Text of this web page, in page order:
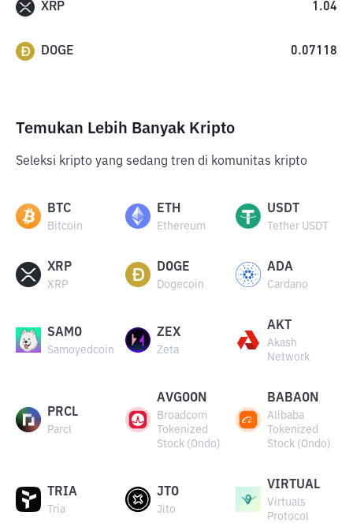
XRP 1.04
DOGE 0.07118
Temukan Lebih Banyak Kripto
Seleksi kripto yang sedang tren di komunitas kripto
BTC
Bitcoin
ETH
Ethereum
USDT
Tether USDT
XRP
XRP
DOGE
Dogecoin
ADA
Cardano
SAMO
Samoyedcoin
ZEX
Zeta
AKT
Akash
Network
PRCL
Parcl
AVGOON
Broadcom
Tokenized
Stock (Ondo)
BABAON
Alibaba
Tokenized
Stock (Ondo)
TRIA
Tria
JTO
Jito
VIRTUAL
Virtuals
Protocol